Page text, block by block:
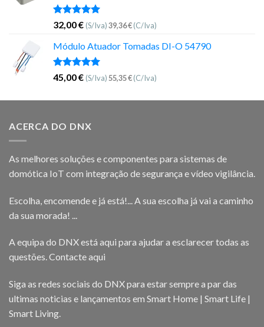
Avaliação
5.00
de 5
32,00€ (S/Iva)39,36€(C/Iva)
Módulo Atuador Tomadas DI-O 54790
Avaliação
5.00
de 5
45,00€ (S/Iva)55,35€(C/Iva)
ACERCA DO DNX
As melhores soluções e componentes para sistemas de
domótica IoT com integração de segurança e vídeo vigilância.
Escolha, encomende e já está!... A sua escolha já vai a caminho
da sua morada! ...
A equipa do DNX está aqui para ajudar a esclarecer todas as
questões.Contacte aqui
Siga as redes sociais do DNX para estar sempre a par das
ultimas noticias e lançamentos em Smart Home | Smart Life |
Smart Living.